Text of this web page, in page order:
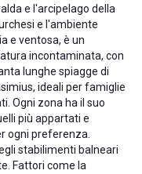
e l'arcipelago della
e l'ambiente
e ventosa, è un
incontaminata, con
lunghe spiagge di
ideali per famiglie
Ogni zona ha il suo
più appartati e
ogni preferenza.
stabilimenti balneari
Fattori come la